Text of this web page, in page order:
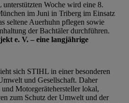
Woche wird eine 8.
im Juni in Triberg im Einsatz
seltene Auerhuhn pflegen sowie
der Bachtäler durchführen.
e. V. – eine langjährige
sich STIHL in einer besonderen
und Gesellschaft. Daher
Motorgerätehersteller lokal,
zum Schutz der Umwelt und der